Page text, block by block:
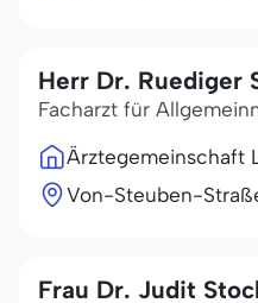
Herr Dr. Ruediger
Facharzt für
Ärztegemeinschaft
Von-Steuben-
Frau Dr. Judit